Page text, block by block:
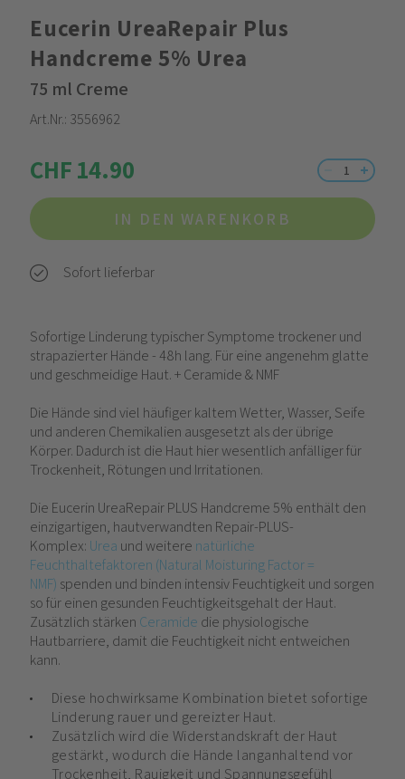
Eucerin UreaRepair Plus
Handcreme 5% Urea
75 ml Creme
Art.Nr.: 3556962
CHF 14.90
IN DEN WARENKORB
Sofort lieferbar
Sofortige Linderung typischer Symptome trockener und
strapazierter Hände - 48h lang. Für eine angenehm glatte
und geschmeidige Haut. + Ceramide & NMF
Die Hände sind viel häufiger kaltem Wetter, Wasser, Seife
und anderen Chemikalien ausgesetzt als der übrige
Körper. Dadurch ist die Haut hier wesentlich anfälliger für
Trockenheit, Rötungen und Irritationen.
Die Eucerin UreaRepair PLUS Handcreme 5% enthält den
einzigartigen, hautverwandten Repair-PLUS-
Komplex: Urea und weitere natürliche
Feuchthaltefaktoren (Natural Moisturing Factor =
NMF) spenden und binden intensiv Feuchtigkeit und sorgen
so für einen gesunden Feuchtigkeitsgehalt der Haut.
Zusätzlich stärken Ceramide die physiologische
Hautbarriere, damit die Feuchtigkeit nicht entweichen
kann.
Diese hochwirksame Kombination bietet sofortige
Linderung rauer und gereizter Haut.
Zusätzlich wird die Widerstandskraft der Haut
gestärkt, wodurch die Hände langanhaltend vor
Trockenheit, Rauigkeit und Spannungsgefühl